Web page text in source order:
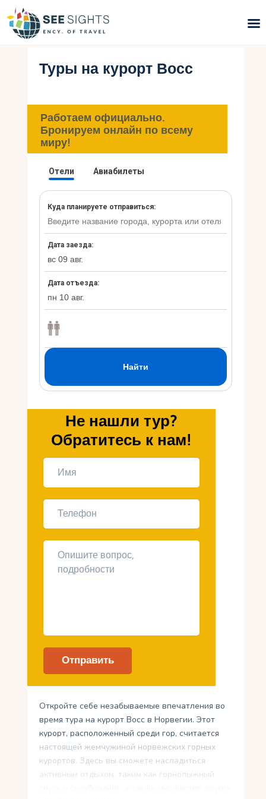
Поиск туров
Типы Туров
Страны
Инфо
Контакты
Туры на курорт Восс
Работаем официально.
Бронируем онлайн по всему
миру!
Не нашли тур?
Обратитесь к нам!
Откройте себе незабываемые впечатления во
время тура на курорт Восс в Норвегии. Этот
курорт, расположенный среди гор, считается
настоящей жемчужиной норвежских горных
курортов. Здесь вы сможете насладиться
активным отдыхом, таким как горнолыжный